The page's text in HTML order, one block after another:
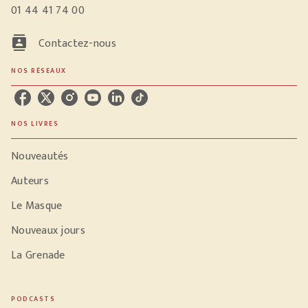
01 44 41 74 00
contacts Contactez-nous
NOS RÉSEAUX
NOS LIVRES
Nouveautés
Auteurs
Le Masque
Nouveaux jours
La Grenade
PODCASTS